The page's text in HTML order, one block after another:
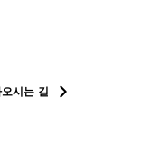
시는 길